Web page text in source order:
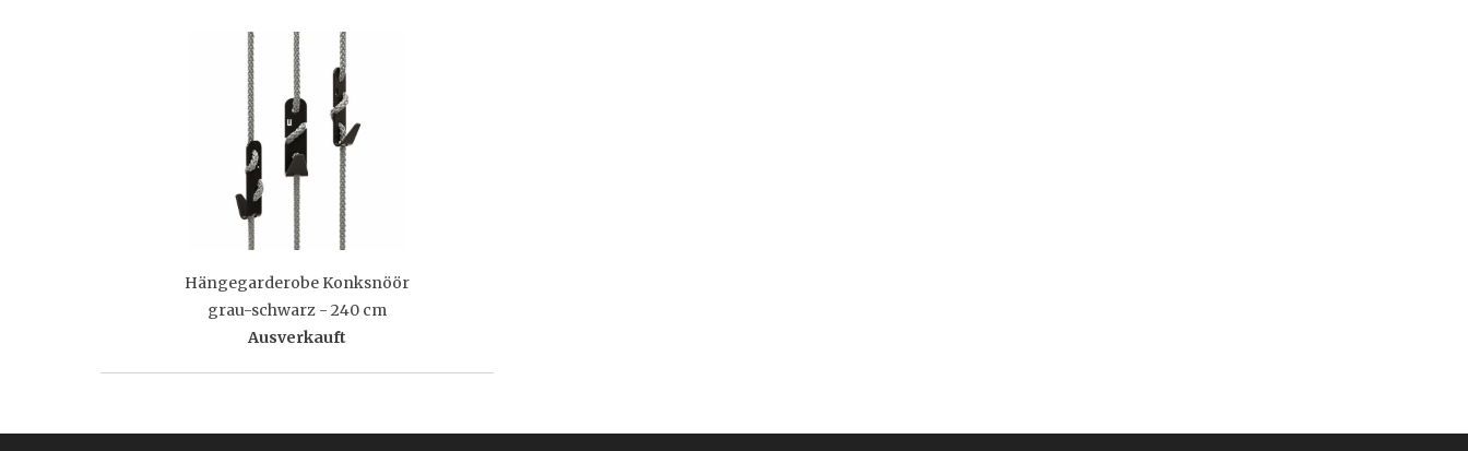
Hängegarderobe Konksnöör
grau-schwarz - 240 cm
Ausverkauft